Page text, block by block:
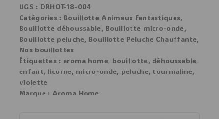
UGS : DRHOT-18-004
Catégories : Bouillotte Animaux Fantastiques,
Bouillotte déhoussable, Bouillotte micro-onde,
Bouillotte peluche, Bouillotte Peluche Chauffante,
Nos bouillottes
Étiquettes : aroma home, bouillotte, déhoussable,
enfant, licorne, micro-onde, peluche, tourmaline,
violette
Marque : Aroma Home